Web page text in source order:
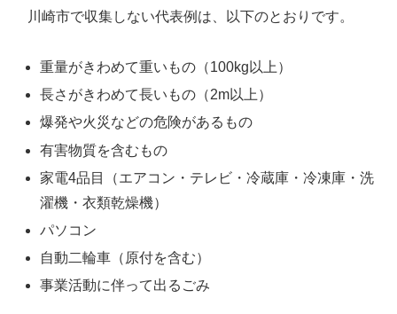
川崎市で収集しない代表例は、以下のとおりです。
重量がきわめて重いもの（100kg以上）
長さがきわめて長いもの（2m以上）
爆発や火災などの危険があるもの
有害物質を含むもの
家電4品目（エアコン・テレビ・冷蔵庫・冷凍庫・洗
濯機・衣類乾燥機）
パソコン
自動二輪車（原付を含む）
事業活動に伴って出るごみ